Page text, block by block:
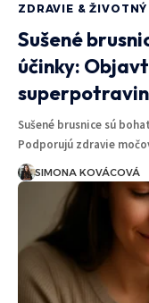
ZDRAVIE & ŽIVOTNÝ
Sušené
účinky:
Sušené brusnice sú
Podporujú zdravie
SIMONA KOVÁCOVÁ